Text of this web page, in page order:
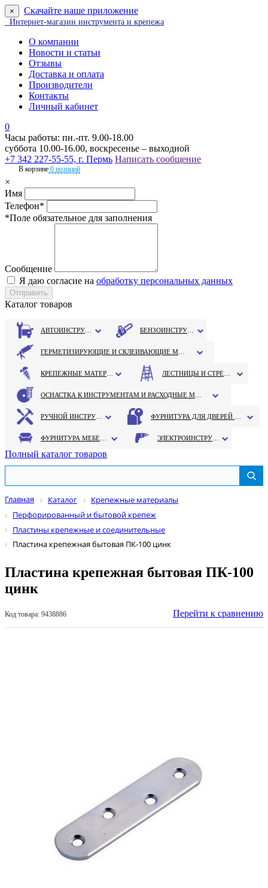
× Скачайте наше приложение
Интернет-магазин инструмента и крепежа
О компании
Новости и статьи
Отзывы
Доставка и оплата
Производители
Контакты
Личный кабинет
0
Часы работы: пн.-пт. 9.00-18.00
суббота 10.00-16.00, воскресенье – выходной
+7 342 227-55-55, г. Пермь Написать сообщение
В корзине 0 позиций
×
Имя
Телефон*
*Поле обязательное для заполнения
Сообщение
Я даю согласие на обработку персональных данных
Каталог товаров
Полный каталог товаров
Главная Каталог
Крепежные материалы
Перфорированный и бытовой крепеж
Пластины крепежные и соединительные
Пластина крепежная бытовая ПК-100 цинк
Пластина крепежная бытовая ПК-100
цинк
Код товара: 9438886 Перейти к сравнению